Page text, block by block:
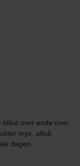
blåst over ende over
mye, altså
dagen